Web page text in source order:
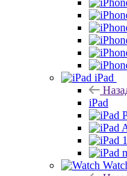
iPad
iPad